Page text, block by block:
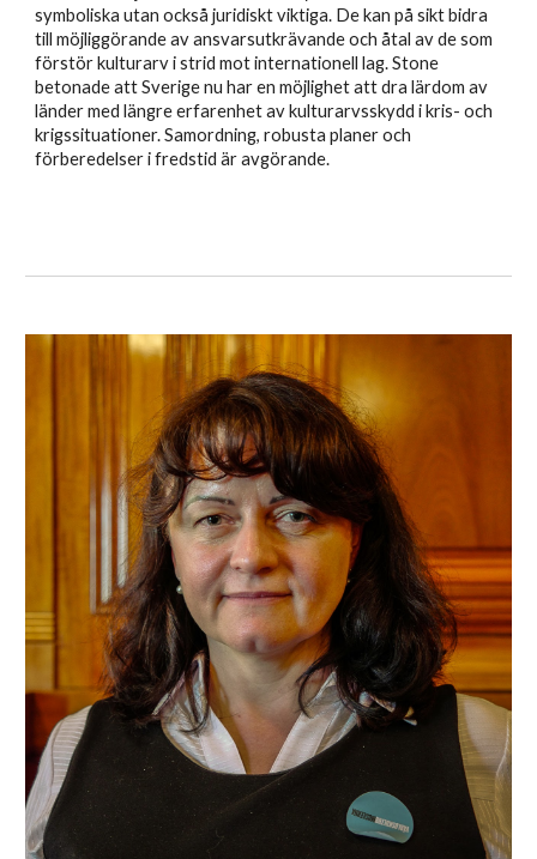
symboliska utan också juridiskt viktiga. De kan på sikt bidra
till möjliggörande av ansvarsutkrävande och åtal av de som
förstör kulturarv i strid mot internationell lag. Stone
betonade att Sverige nu har en möjlighet att dra lärdom av
länder med längre erfarenhet av kulturarvsskydd i kris- och
krigssituationer. Samordning, robusta planer och
förberedelser i fredstid är avgörande.